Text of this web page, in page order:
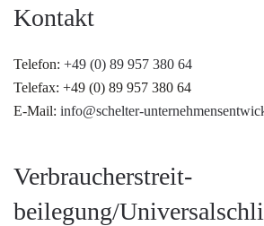
Kontakt
Telefon: +49 (0) 89 957 380 64
Telefax: +49 (0) 89 957 380 64
E-Mail: info@schelter-
Verbraucher­streit­
beilegung/